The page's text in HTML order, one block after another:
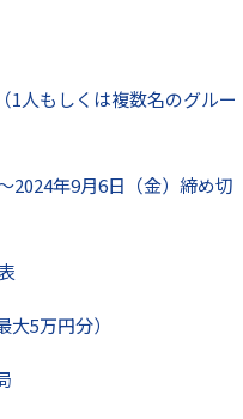
1人もしくは複数名のグルー
2024年9月6日（金）締め切
5万円分）